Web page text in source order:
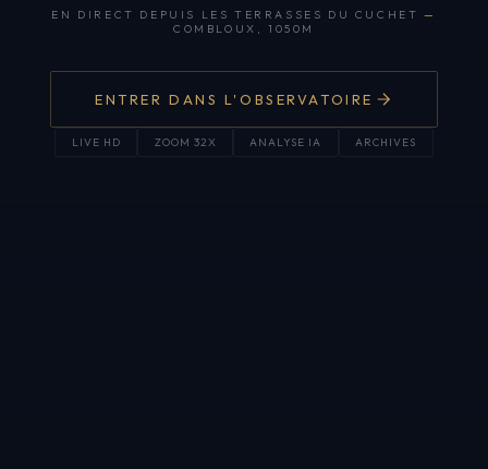
EN DIRECT DEPUIS LES TERRASSES DU CUCHET —
COMBLOUX, 1050M
ENTRER DANS L'OBSERVATOIRE
LIVE HD ZOOM 32X ANALYSE IA ARCHIVES